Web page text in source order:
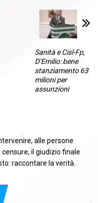
Sanità e Cisl-Fp,
D’Emilio: bene
stanziamento 63
milioni per
assunzioni
alle persone
il giudizio finale
raccontare la verità.